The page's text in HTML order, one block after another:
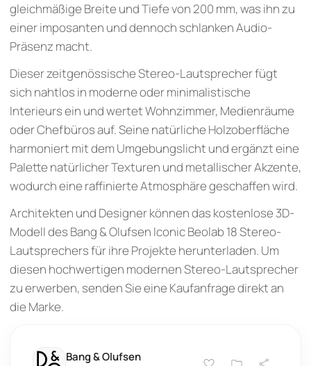
gleichmäßige Breite und Tiefe von 200 mm, was ihn zu
einer imposanten und dennoch schlanken Audio-
Präsenz macht.
Dieser zeitgenössische Stereo-Lautsprecher fügt
sich nahtlos in moderne oder minimalistische
Interieurs ein und wertet Wohnzimmer, Medienräume
oder Chefbüros auf. Seine natürliche Holzoberfläche
harmoniert mit dem Umgebungslicht und ergänzt eine
Palette natürlicher Texturen und metallischer Akzente,
wodurch eine raffinierte Atmosphäre geschaffen wird.
Architekten und Designer können das kostenlose 3D-
Modell des Bang & Olufsen Iconic Beolab 18 Stereo-
Lautsprechers für ihre Projekte herunterladen. Um
diesen hochwertigen modernen Stereo-Lautsprecher
zu erwerben, senden Sie eine Kaufanfrage direkt an
die Marke.
Bang & Olufsen